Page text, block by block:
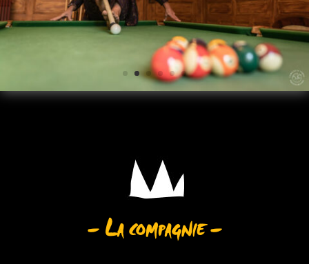
– La compagnie –